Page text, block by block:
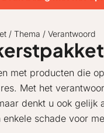
/ Thema / Verantwoord
met producten die
Met het
denkt u ook
schade voor